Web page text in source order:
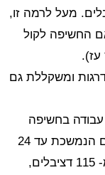
בעוצמה שמגיעה עד 140 דציבלים. מעל לרמה זו,
החשיפה לקול
עז).
ומשקללת גם
בחשיפה
ממושכת, מתחילה בחשיפה ל- 80 דציבלים הנמשכת עד 24
שעות ברצף ומטפסת עד לחשיפה ליותר מ- 115 דציבלים,